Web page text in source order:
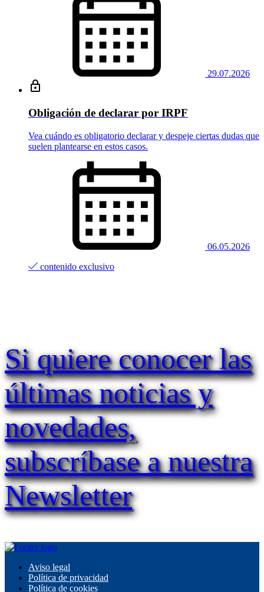
29.07.2026
Obligación de declarar por IRPF
Vea cuándo es obligatorio declarar y despeje ciertas dudas que
suelen plantearse en estos casos.
06.05.2026
contenido exclusivo
Si quiere conocer las
últimas noticias y
novedades,
subscríbase a nuestra
Newsletter
Aviso legal
Política de privacidad
Política de cookies